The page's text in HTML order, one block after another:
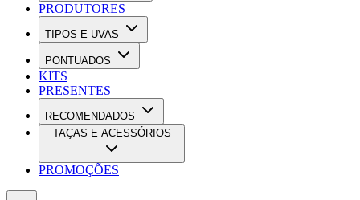
PRODUTORES
TIPOS E UVAS
PONTUADOS
KITS
PRESENTES
RECOMENDADOS
TAÇAS E ACESSÓRIOS
PROMOÇÕES